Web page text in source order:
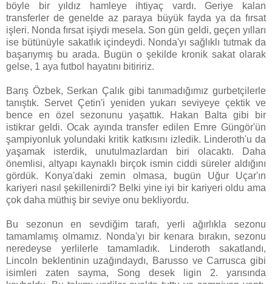
böyle bir yıldız hamleye ihtiyaç vardı. Geriye kalan
transferler de genelde az paraya büyük fayda ya da fırsat
işleri. Nonda fırsat işiydi mesela. Son gün geldi, geçen yılları
ise bütünüyle sakatlık içindeydi. Nonda'yı sağlıklı tutmak da
başarıymış bu arada. Bugün o şekilde kronik sakat olarak
gelse, 1 aya futbol hayatını bitiririz.
Barış Özbek, Serkan Çalık gibi tanımadığımız gurbetçilerle
tanıştık. Servet Çetin'i yeniden yukarı seviyeye çektik ve
bence en özel sezonunu yaşattık. Hakan Balta gibi bir
istikrar geldi. Ocak ayında transfer edilen Emre Güngör'ün
şampiyonluk yolundaki kritik katkısını izledik. Linderoth'u da
yaşamak isterdik, unutulmazlardan biri olacaktı. Daha
önemlisi, altyapı kaynaklı birçok ismin ciddi süreler aldığını
gördük. Konya'daki zemin olmasa, bugün Uğur Uçar'ın
kariyeri nasıl şekillenirdi? Belki yine iyi bir kariyeri oldu ama
çok daha müthiş bir seviye onu bekliyordu.
Bu sezonun en sevdiğim tarafı, yerli ağırlıkla sezonu
tamamlamış olmamız. Nonda'yı bir kenara bırakın, sezonu
neredeyse yerlilerle tamamladık. Linderoth sakatlandı,
Lincoln beklentinin uzağındaydı, Barusso ve Carrusca gibi
isimleri zaten sayma, Song desek ligin 2. yarısında